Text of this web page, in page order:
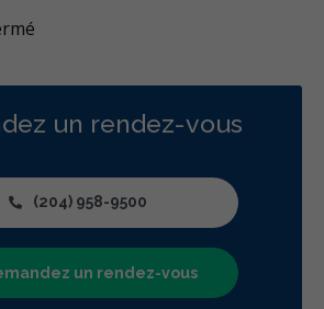
un rendez-vous
(204) 958-9500
un rendez-vous